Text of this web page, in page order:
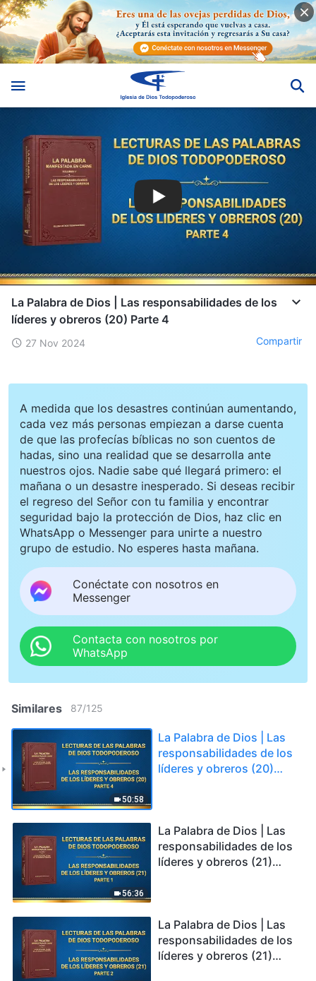
La Palabra de Dios | Las responsabilidades de los
líderes y obreros (20) Parte 4
27 Nov 2024 Compartir
A medida que los desastres continúan aumentando,
cada vez más personas empiezan a darse cuenta
de que las profecías bíblicas no son cuentos de
hadas, sino una realidad que se desarrolla ante
nuestros ojos. Nadie sabe qué llegará primero: el
mañana o un desastre inesperado. Si deseas recibir
el regreso del Señor con tu familia y encontrar
seguridad bajo la protección de Dios, haz clic en
WhatsApp o Messenger para unirte a nuestro
grupo de estudio. No esperes hasta mañana.
Conéctate con nosotros en
Messenger
Contacta con nosotros por
WhatsApp
Similares 87/125
50:58
La Palabra de Dios | Las
responsabilidades de los
líderes y obreros (20)
56:36
La Palabra de Dios | Las
responsabilidades de los
líderes y obreros (21)
La Palabra de Dios | Las
responsabilidades de los
líderes y obreros (21)